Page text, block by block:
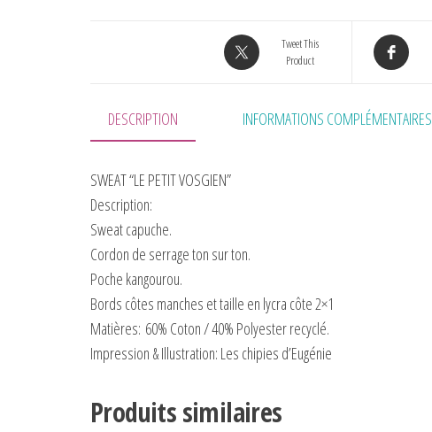
Tweet This
Product
DESCRIPTION INFORMATIONS COMPLÉMENTAIRES
SWEAT “LE PETIT VOSGIEN”
Description:
Sweat capuche.
Cordon de serrage ton sur ton.
Poche kangourou.
Bords côtes manches et taille en lycra côte 2×1
Matières: 60% Coton / 40% Polyester recyclé.
Impression & Illustration: Les chipies d’Eugénie
Produits similaires